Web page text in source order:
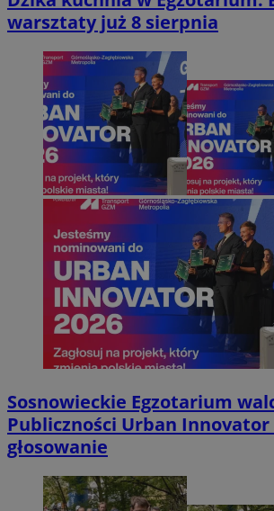
warsztaty już 8 sierpnia
Sosnowieckie Egzotarium
Publiczności Urban Innovator
głosowanie